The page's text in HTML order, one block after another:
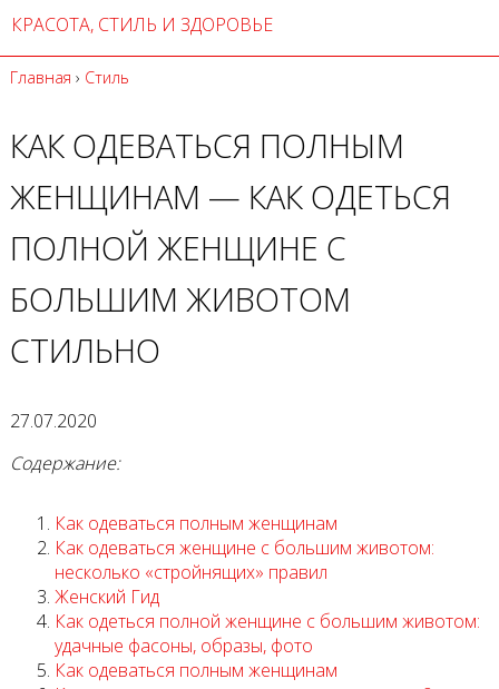
КРАСОТА, СТИЛЬ И ЗДОРОВЬЕ
Главная › Стиль
КАК ОДЕВАТЬСЯ ПОЛНЫМ
ЖЕНЩИНАМ — КАК ОДЕТЬСЯ
ПОЛНОЙ ЖЕНЩИНЕ С
БОЛЬШИМ ЖИВОТОМ
СТИЛЬНО
27.07.2020
Содержание:
Как одеваться полным женщинам
Как одеваться женщине с большим животом:
несколько «стройнящих» правил
Женский Гид
Как одеться полной женщине с большим животом:
удачные фасоны, образы, фото
Как одеваться полным женщинам